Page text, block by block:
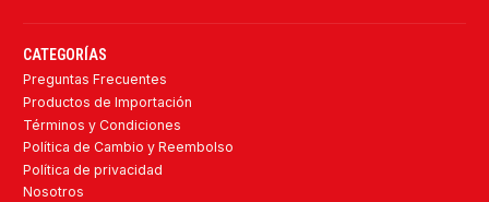
CATEGORÍAS
Preguntas Frecuentes
Productos de Importación
Términos y Condiciones
Política de Cambio y Reembolso
Política de privacidad
Nosotros